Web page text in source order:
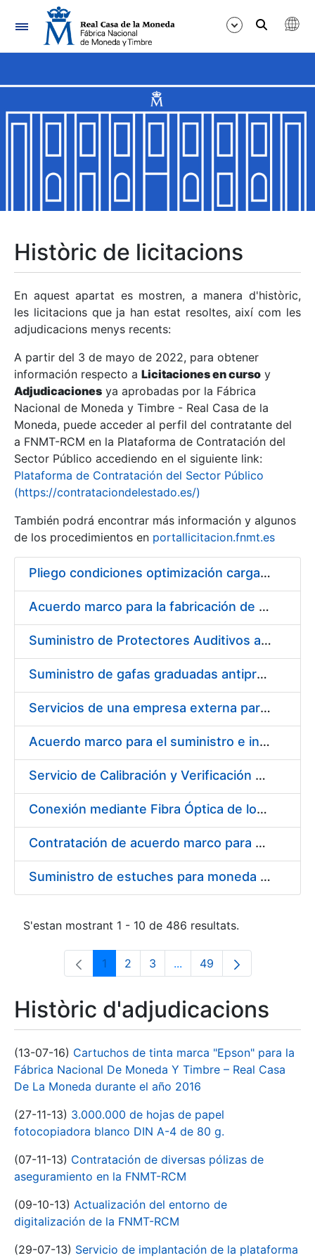
Navegació
Mostra/Amaga
Mostra/Amaga
Mostra/Amaga
Mostra/Amaga
Mostra/Amaga
Mostra/Amaga
Històric de licitacions
En aquest apartat es mostren, a manera d'històric,
les licitacions que ja han estat resoltes, així com les
adjudicacions menys recents:
A partir del 3 de mayo de 2022, para obtener
información respecto a Licitaciones en curso y
Adjudicaciones ya aprobadas por la Fábrica
Nacional de Moneda y Timbre - Real Casa de la
Moneda, puede acceder al perfil del contratante del
a FNMT-RCM en la Plataforma de Contratación del
Sector Público accediendo en el siguiente link:
Plataforma de Contratación del Sector Público
(https://contrataciondelestado.es/)
También podrá encontrar más información y algunos
de los procedimientos en portallicitacion.fnmt.es
Pliego condiciones optimización cargas compras firmado
Acuerdo marco para la fabricación de piezas
Suministro de Protectores Auditivos a medida para las personas trabajadoras de los Centros de Trabajo de Madrid y Burgos
Suministro de gafas graduadas antiproyecciones para los trabajadores de la FNMT-RCM en los centros de trabajo de Madrid y Burgos
Servicios de una empresa externa para el asesoramiento y resolución de los recursos de alzada que se presentan relacionados con procesos de selección para la FNMT-RCM
Acuerdo marco para el suministro e instalación de persianas, estores y otros complementos
Servicio de Calibración y Verificación Externa de los Equipos de Medición del Servicio de Prevención de la FNMT-RCM
Conexión mediante Fibra Óptica de los Centros de Proceso de Datos (CPDs) de las sedes de la FNMT-RCM de Burgos y Madrid
Contratación de acuerdo marco para el Suministro de Material de Electricidad para la Fábrica Nacional de Moneda y Timbre-Real Casa de la Moneda en su centro de trabajo de Burgos
Suministro de estuches para moneda de 30 €
S'estan mostrant 1 - 10 de 486 resultats.
Pàgina
1 Pàgina
2 Pàgina
3 ...Pàgines intermèdies
Pàgina
49
Històric d'adjudicacions
(13-07-16) Cartuchos de tinta marca "Epson" para la
Fábrica Nacional De Moneda Y Timbre – Real Casa
De La Moneda durante el año 2016
(27-11-13) 3.000.000 de hojas de papel
fotocopiadora blanco DIN A-4 de 80 g.
(07-11-13) Contratación de diversas pólizas de
aseguramiento en la FNMT-RCM
(09-10-13) Actualización del entorno de
digitalización de la FNMT-RCM
(29-07-13) Servicio de implantación de la plataforma